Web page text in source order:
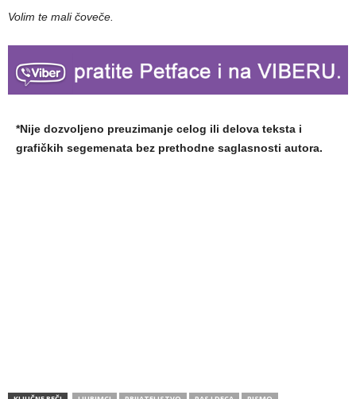
Volim te mali čoveče.
*Nije dozvoljeno preuzimanje celog ili delova teksta i
grafičkih segemenata bez prethodne saglasnosti autora.